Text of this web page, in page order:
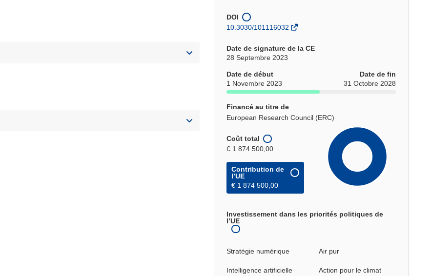
DOI
10.3030/101116032
Date de signature de la CE
28 Septembre 2023
Date de début
1 Novembre 2023
Date de fin
31 Octobre 2028
Financé au titre de
European Research Council (ERC)
Coût total
€ 1 874 500,00
Contribution de
l’UE
€ 1 874 500,00
Investissement dans les priorités politiques de
l’UE
Stratégie numérique Air pur
Intelligence artificielle Action pour le climat